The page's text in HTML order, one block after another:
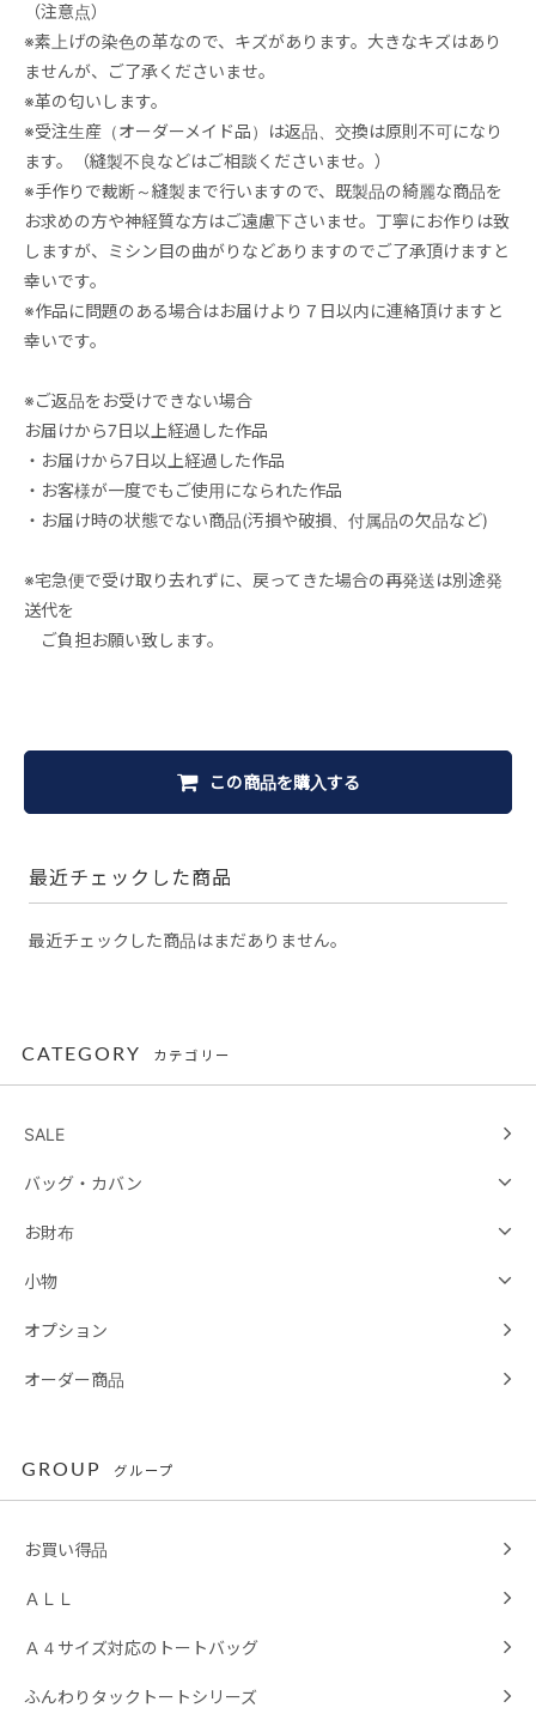
（注意点）
※素上げの染色の革なので、キズがあります。大きなキズはあり
ませんが、ご了承くださいませ。
※革の匂いします。
※受注生産（オーダーメイド品）は返品、交換は原則不可になり
ます。（縫製不良などはご相談くださいませ。）
※手作りで裁断～縫製まで行いますので、既製品の綺麗な商品を
お求めの方や神経質な方はご遠慮下さいませ。丁寧にお作りは致
しますが、ミシン目の曲がりなどありますのでご了承頂けますと
幸いです。
※作品に問題のある場合はお届けより７日以内に連絡頂けますと
幸いです。
※ご返品をお受けできない場合
お届けから7日以上経過した作品
・お届けから7日以上経過した作品
・お客様が一度でもご使用になられた作品
・お届け時の状態でない商品(汚損や破損、付属品の欠品など)
※宅急便で受け取り去れずに、戻ってきた場合の再発送は別途発
送代を
ご負担お願い致します。
この商品を購入する
最近チェックした商品
最近チェックした商品はまだありません。
CATEGORY カテゴリー
SALE
バッグ・カバン
お財布
小物
オプション
オーダー商品
GROUP グループ
お買い得品
ＡＬＬ
Ａ４サイズ対応のトートバッグ
ふんわりタックトートシリーズ